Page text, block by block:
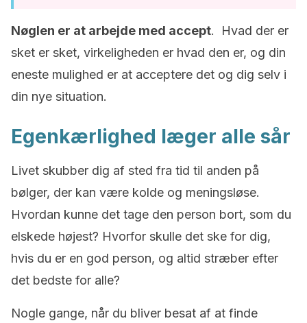
Nøglen er at arbejde med accept. Hvad der er
sket er sket, virkeligheden er hvad den er, og din
eneste mulighed er at acceptere det og dig selv i
din nye situation.
Egenkærlighed læger alle sår
Livet skubber dig af sted fra tid til anden på
bølger, der kan være kolde og meningsløse.
Hvordan kunne det tage den person bort, som du
elskede højest? Hvorfor skulle det ske for dig,
hvis du er en god person, og altid stræber efter
det bedste for alle?
Nogle gange, når du bliver besat af at finde